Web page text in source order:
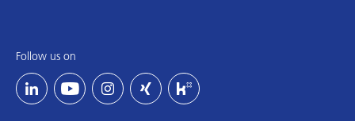
Follow us on